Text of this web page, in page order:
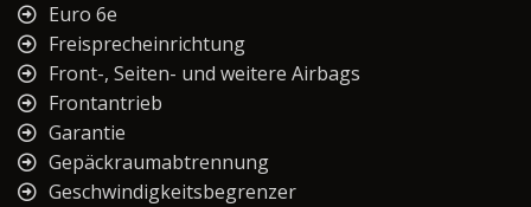
Euro 6e
Freisprecheinrichtung
Front-, Seiten- und weitere Airbags
Frontantrieb
Garantie
Gepäckraumabtrennung
Geschwindigkeitsbegrenzer